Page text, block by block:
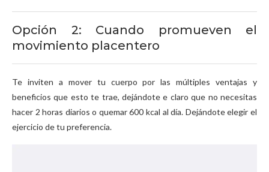
Opción 2: Cuando promueven el
movimiento placentero
Te inviten a mover tu cuerpo por las múltiples ventajas y
beneficios que esto te trae, dejándote e claro que no necesitas
hacer 2 horas diarios o quemar 600 kcal al día. Dejándote elegir el
ejercicio de tu preferencia.